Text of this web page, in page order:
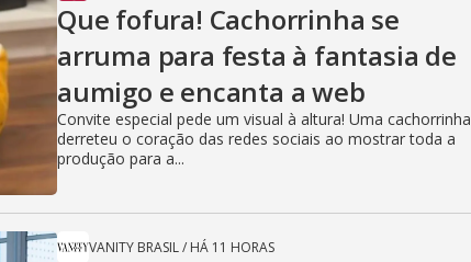
Que fofura! Cachorrinha se
arruma para festa à fantasia de
aumigo e encanta a web
Convite especial pede um visual à altura! Uma cachorrinha
derreteu o coração das redes sociais ao mostrar toda a
produção para a...
VANITY BRASIL/ HÁ 11 HORAS